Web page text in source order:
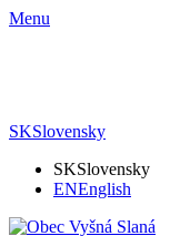
Menu
SKSlovensky
SKSlovensky
ENEnglish